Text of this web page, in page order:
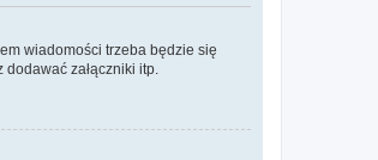
wiadomości trzeba będzie się
załączniki itp.